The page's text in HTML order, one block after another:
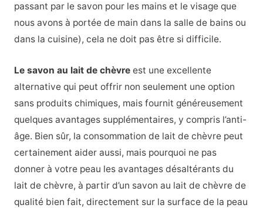
passant par le savon pour les mains et le visage que
nous avons à portée de main dans la salle de bains ou
dans la cuisine), cela ne doit pas être si difficile.
Le savon au lait de chèvreest une excellente
alternative qui peut offrir non seulement une option
sans produits chimiques, mais fournit généreusement
quelques avantages supplémentaires, y compris l’anti-
âge. Bien sûr, la consommation de lait de chèvre peut
certainement aider aussi, mais pourquoi ne pas
donner à votre peau les avantages désaltérants du
lait de chèvre, à partir d’un savon au lait de chèvre de
qualité bien fait, directement sur la surface de la peau